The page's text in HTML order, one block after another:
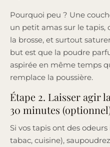
Pourquoi peu ? Une
un petit amas sur le
la brosse, et surtout
but est que la poudre
aspirée en même temps
remplace la poussière.
Étape 2. Laisser agir
30 minutes
Si vos tapis ont des
tabac, cuisine),